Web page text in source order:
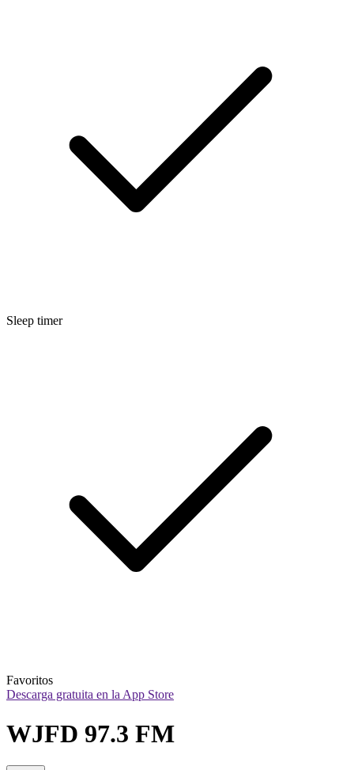
Sleep timer
Favoritos
Descarga gratuita en la App Store
WJFD 97.3 FM